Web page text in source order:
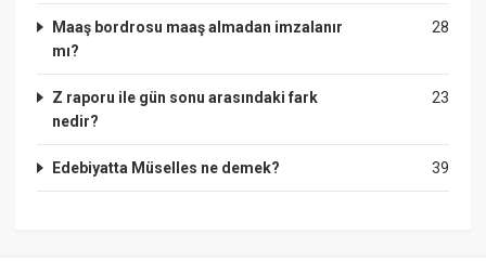
28
Maaş bordrosu maaş almadan imzalanır
mı?
23
Z raporu ile gün sonu arasındaki fark
nedir?
39
Edebiyatta Müselles ne demek?